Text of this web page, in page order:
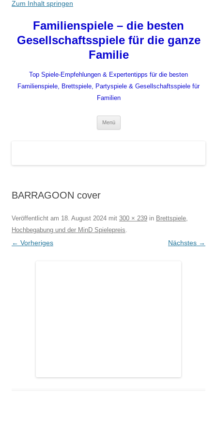
Zum Inhalt springen
Familienspiele – die besten
Gesellschaftsspiele für die ganze
Familie
Top Spiele-Empfehlungen & Expertentipps für die besten
Familienspiele, Brettspiele, Partyspiele & Gesellschaftsspiele für
Familien
Menü
BARRAGOON cover
Veröffentlicht am 18. August 2024 mit 300 × 239 in Brettspiele,
Hochbegabung und der MinD Spielepreis.
← Vorheriges Nächstes →